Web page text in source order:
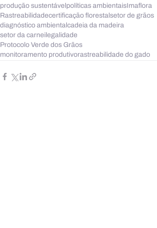
produção sustentável políticas ambientaisImaflora
Rastreabilidadecertificação florestal setor de grãos
diagnóstico ambiental cadeia da madeira
setor da carneilegalidade
Protocolo Verde dos Grãos
monitoramento produtivorastreabilidade do gado